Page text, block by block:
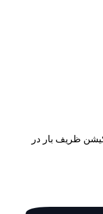
ظریف بار در